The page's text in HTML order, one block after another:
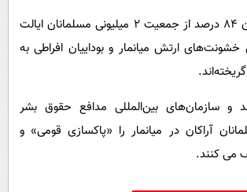
از سال ۱۹۷۰ تاکنون ۸۴ درصد از جمعیت ۲ میلیونی مسلمانان ایالت
ارتش میانمار و بوداییان افراطی به
و سازمان‌های بین‌المللی مدافع حقوق بشر
آراکان در میانمار را «پاکسازی قومی» و
می کنند.